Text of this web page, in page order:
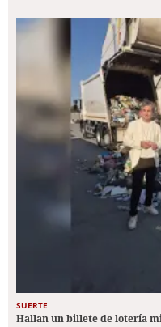
SUERTE
Hallan un billete de lotería